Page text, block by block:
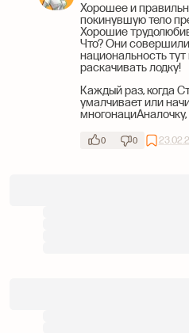
Хорошее и
покинувшую тело
Хорошие
Что? Они
национальность
раскачивать лодку!
Каждый раз, когда
умалчивает или
0 0